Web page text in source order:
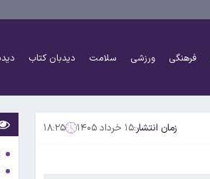
فرهنگی ورزشی سلامت دیدبان کتاب
زمان انتشار:۱۵ خرداد ۱۴۰۵ ۱۸:۲۵